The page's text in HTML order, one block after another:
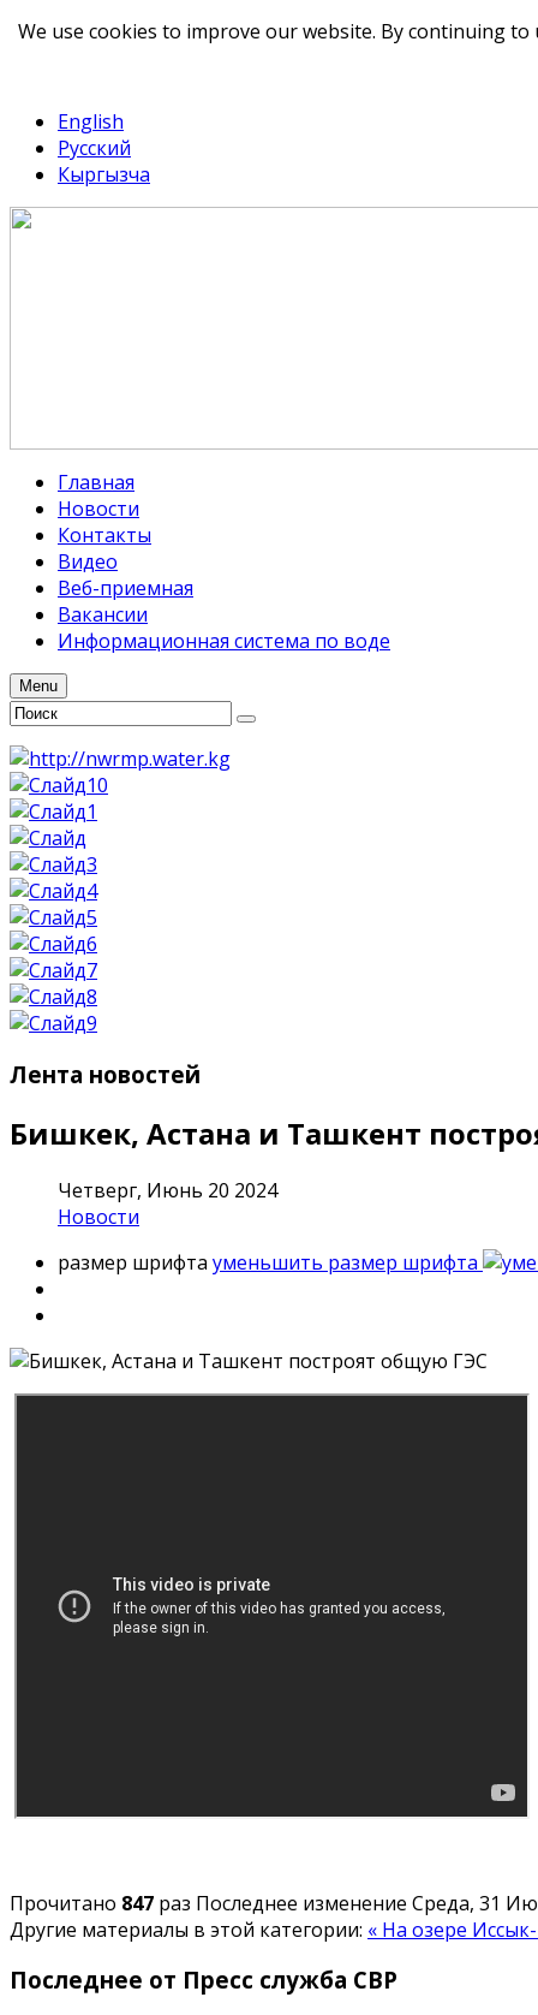
English
Русский
Кыргызча
Главная
Новости
Контакты
Видео
Веб-приемная
Вакансии
Информационная система по воде
Menu
Лента новостей
Бишкек, Астана и Ташкент
Четверг, Июнь 20 2024
Новости
размер шрифта уменьшить размер шрифта
Прочитано 847 раз Последнее изменение Среда, 31
Другие материалы в этой категории: « На озере
Последнее от Пресс служба СВР
We use cookies to improve our website. By continuing